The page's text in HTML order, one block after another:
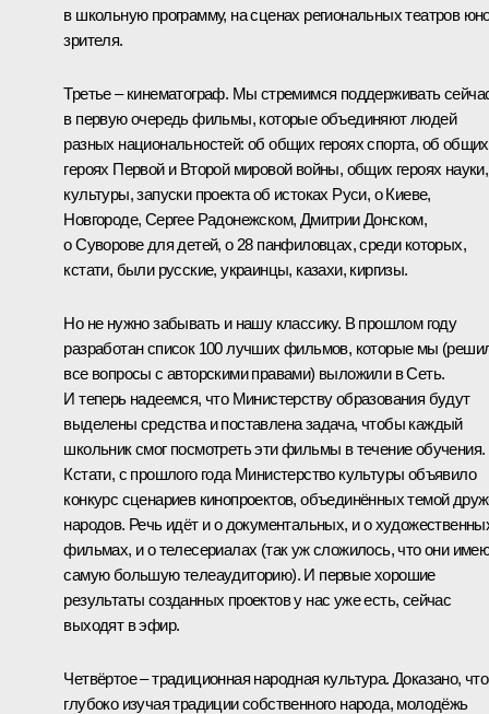
в школьную программу, на сценах региональных театров
зрителя.
Третье – кинематограф. Мы стремимся поддерживать
в первую очередь фильмы, которые объединяют людей
разных национальностей: об общих героях спорта, об общих
героях Первой и Второй мировой войны, общих героях науки,
культуры, запуски проекта об истоках Руси, о Киеве,
Новгороде, Сергее Радонежском, Дмитрии Донском,
о Суворове для детей, о 28 панфиловцах, среди которых,
кстати, были русские, украинцы, казахи, киргизы.
Но не нужно забывать и нашу классику. В прошлом году
разработан список 100 лучших фильмов, которые мы
все вопросы с авторскими правами) выложили в Сеть.
И теперь надеемся, что Министерству образования будут
выделены средства и поставлена задача, чтобы каждый
школьник смог посмотреть эти фильмы в течение обучения.
Кстати, с прошлого года Министерство культуры объявило
конкурс сценариев кинопроектов, объединённых темой
народов. Речь идёт и о документальных, и о
фильмах, и о телесериалах (так уж сложилось, что они
самую большую телеаудиторию). И первые хорошие
результаты созданных проектов у нас уже есть, сейчас
выходят в эфир.
Четвёртое – традиционная народная культура. Доказано,
глубоко изучая традиции собственного народа, молодёжь